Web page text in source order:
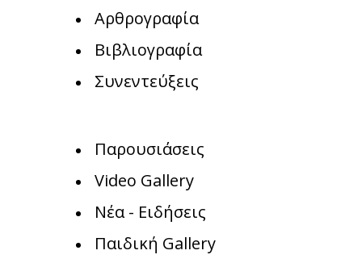
Αρθρογραφία
Βιβλιογραφία
Συνεντεύξεις
Παρουσιάσεις
Video Gallery
Νέα - Ειδήσεις
Παιδική Gallery